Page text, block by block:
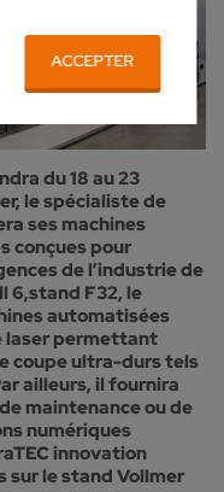
ACCEPTER
du 18 au 23
le spécialiste de
ses machines
conçues pour
de l’industrie de
6,stand F32, le
automatisées
laser permettant
coupe ultra-durs tels
ailleurs, il fournira
maintenance ou de
numériques
innovation
sur le stand Vollmer